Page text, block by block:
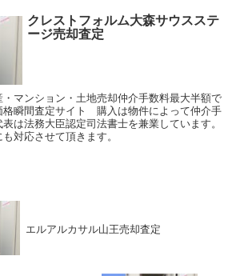
クレストフォルム大森サウスステ
ージ売却査定
マンション・土地売却仲介手数料最大半額で
瞬間査定サイト 購入は物件によって仲介手
は法務大臣認定司法書士を兼業しています。
対応させて頂きます。
エルアルカサル山王売却査定